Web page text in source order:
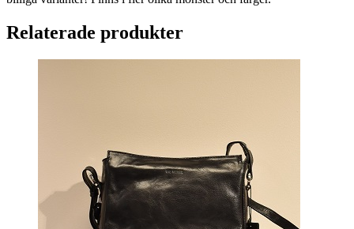
Relaterade produkter